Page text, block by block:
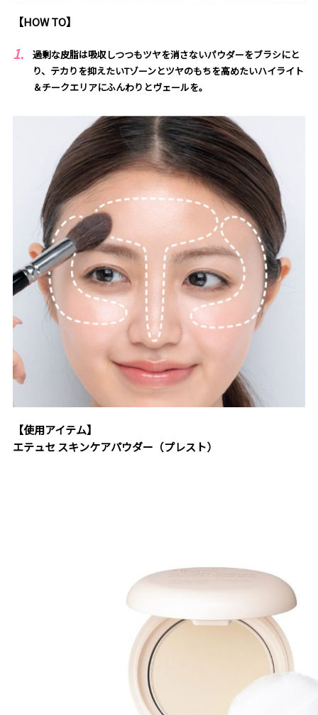
【HOW TO】
過剰な皮脂は吸収しつつもツヤを消さないパウダーをブラシにと
り、テカりを抑えたいTゾーンとツヤのもちを高めたいハイライト
＆チークエリアにふんわりとヴェールを。
【使用アイテム】
エテュセ スキンケアパウダー（プレスト）